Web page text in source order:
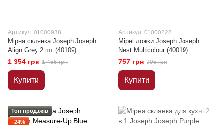
Артикул: 01000938
Мірна склянка Joseph Joseph
Align Grey 2 шт (40109)
1 354 грн 1 455 грн
Купити
Артикул: 01000228
Мірні ложки Joseph Joseph
Nest Multicolour (40019)
757 грн 995 грн
Купити
Топ продажів
−24%